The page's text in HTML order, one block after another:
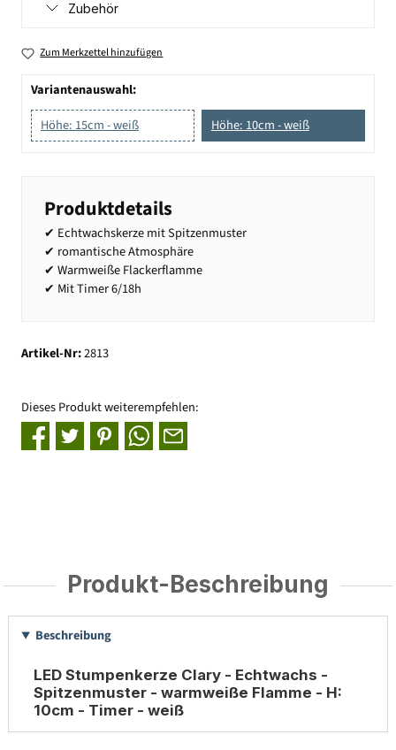
Zubehör
Zum Merkzettel hinzufügen
Variantenauswahl:
Höhe: 15cm - weiß
Höhe: 10cm - weiß
Produktdetails
✔ Echtwachskerze mit Spitzenmuster
✔ romantische Atmosphäre
✔ Warmweiße Flackerflamme
✔ Mit Timer 6/18h
Artikel-Nr:2813
Dieses Produkt weiterempfehlen:
Produkt-Beschreibung
Beschreibung
LED Stumpenkerze Clary - Echtwachs -
Spitzenmuster - warmweiße Flamme - H:
10cm - Timer - weiß